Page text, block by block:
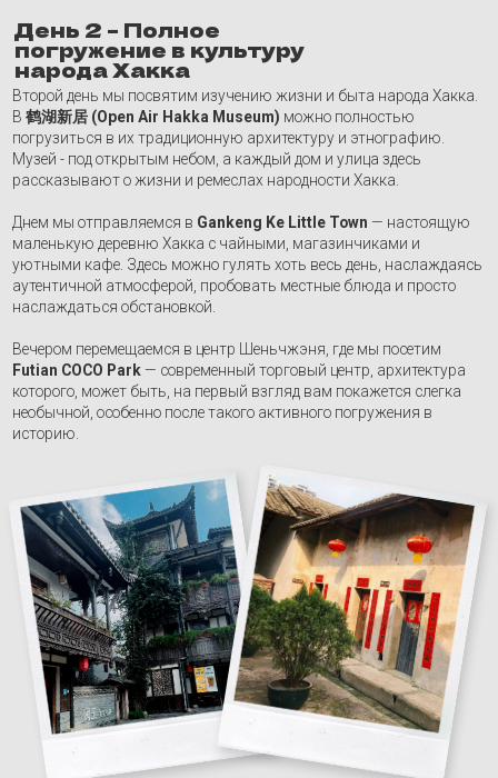
Futian COCO Park — современный торговый центр, архитектура
которого, может быть, на первый взгляд вам покажется слегка
необычной, особенно после такого активного погружения в
историю.
Читать всю программу
Запланированные
даты